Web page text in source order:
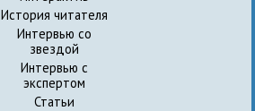
История читателя
Интервью со
звездой
Интервью с
экспертом
Статьи